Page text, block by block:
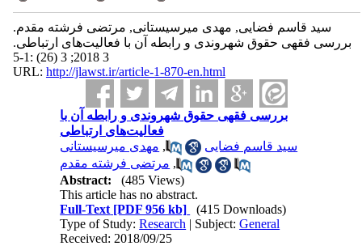
سید قاسم فضایی, مهدی میرسیستانی, مرتضی فرشته مقدم.
بررسی فقهی حقوق شهروندی و رابطه آن با فعالیت‌های ارتباطی.
3 2018; 3 (26) :1-5
URL: http://jlawst.ir/article-1-870-en.html
بررسی فقهی حقوق شهروندی و رابطه آن با
فعالیت‌های ارتباطی
سید قاسم فضایی
, مهدی میرسیستانی
, مرتضی فرشته مقدم
Abstract:
(485 Views)
This article has no abstract.
Full-Text [PDF 956 kb]
(415 Downloads)
Type of Study:Research | Subject:General
Received: 2018/09/25